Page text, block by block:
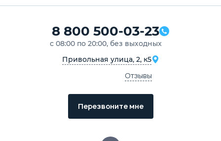
8 800 500-03-23
с 08:00 по 20:00, без выходных
Привольная улица, 2, к5
Отзывы
Перезвоните мне